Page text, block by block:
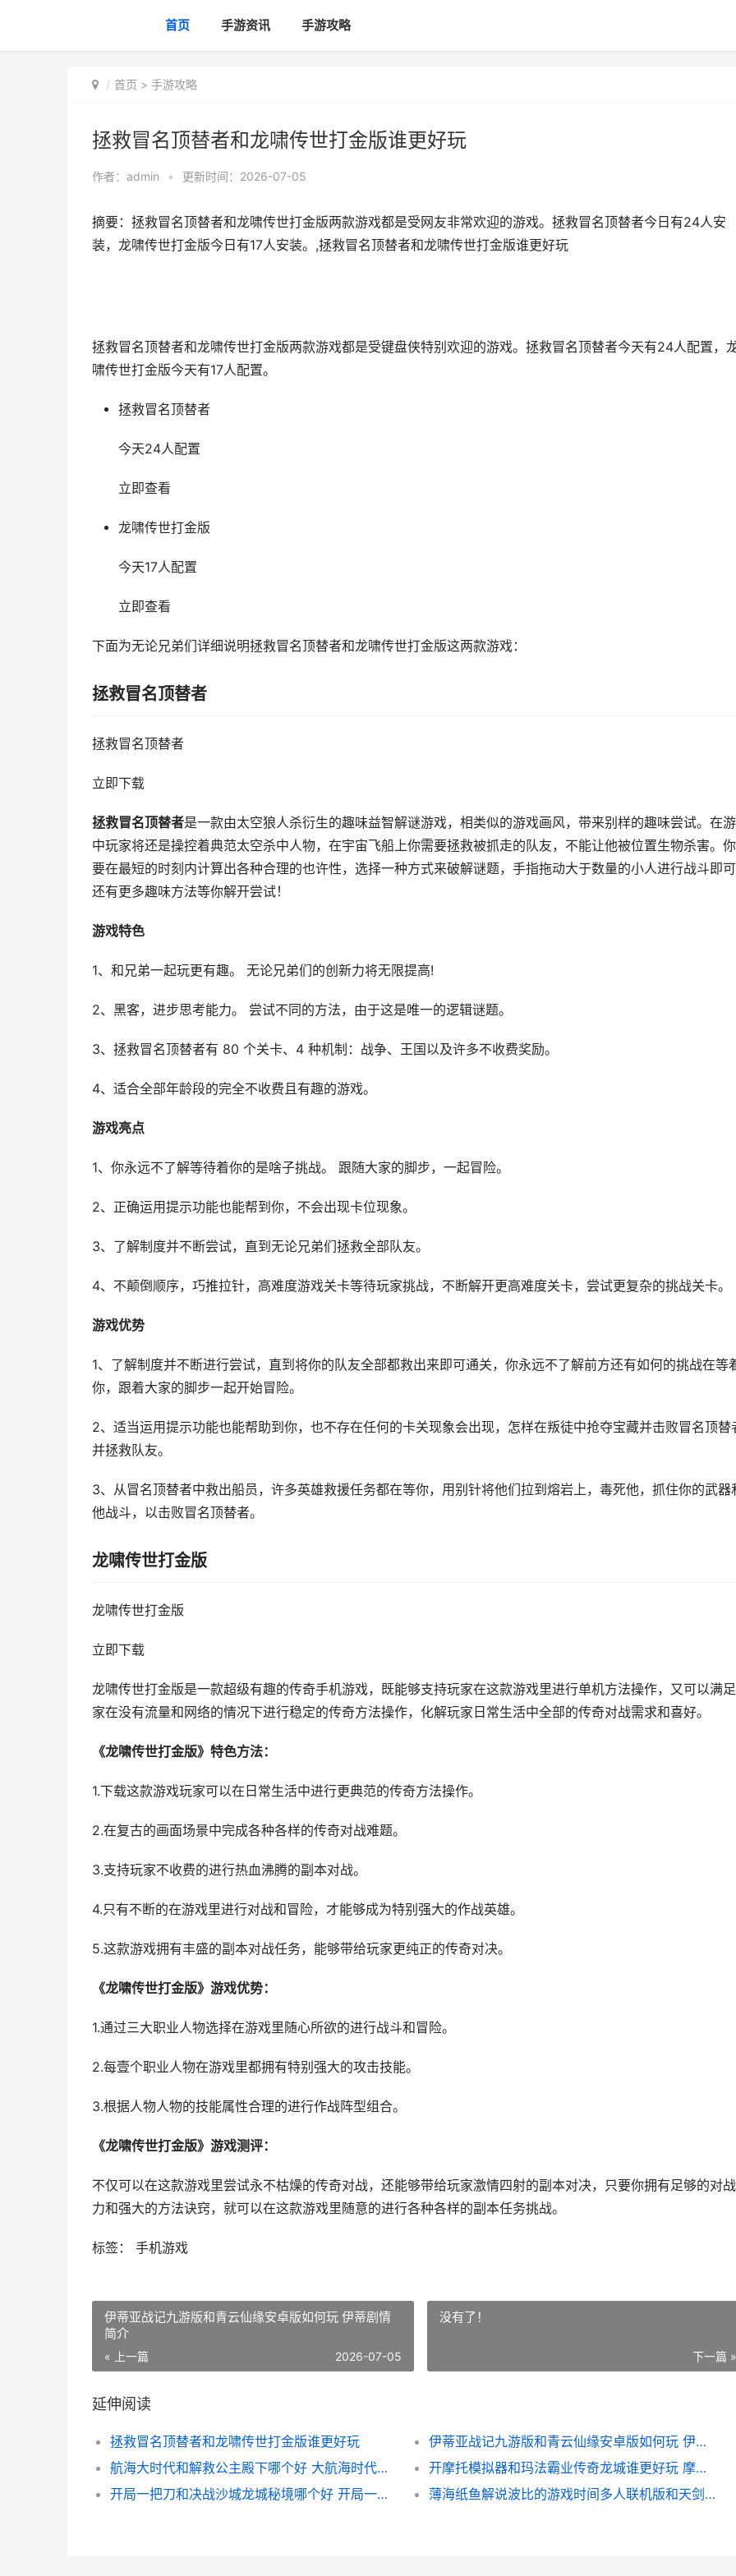
首页 手游资讯 手游攻略
首页 > 手游攻略
拯救冒名顶替者和龙啸传世打金版谁更好玩
作者： admin • 更新时间：2026-07-05
摘要：拯救冒名顶替者和龙啸传世打金版两款游戏都是受网友非常欢迎的游戏。拯救冒名顶替者今日有24人安
装，龙啸传世打金版今日有17人安装。,拯救冒名顶替者和龙啸传世打金版谁更好玩
拯救冒名顶替者和龙啸传世打金版两款游戏都是受键盘侠特别欢迎的游戏。拯救冒名顶替者今天有24人配置，
啸传世打金版今天有17人配置。
拯救冒名顶替者
今天24人配置
立即查看
龙啸传世打金版
今天17人配置
立即查看
下面为无论兄弟们详细说明拯救冒名顶替者和龙啸传世打金版这两款游戏：
拯救冒名顶替者
拯救冒名顶替者
立即下载
拯救冒名顶替者是一款由太空狼人杀衍生的趣味益智解谜游戏，相类似的游戏画风，带来别样的趣味尝试。在
中玩家将还是操控着典范太空杀中人物，在宇宙飞船上你需要拯救被抓走的队友，不能让他被位置生物杀害。
要在最短的时刻内计算出各种合理的也许性，选择一种方式来破解谜题，手指拖动大于数量的小人进行战斗即
还有更多趣味方法等你解开尝试！
游戏特色
1、和兄弟一起玩更有趣。 无论兄弟们的创新力将无限提高!
2、黑客，进步思考能力。 尝试不同的方法，由于这是唯一的逻辑谜题。
3、拯救冒名顶替者有 80 个关卡、4 种机制：战争、王国以及许多不收费奖励。
4、适合全部年龄段的完全不收费且有趣的游戏。
游戏亮点
1、你永远不了解等待着你的是啥子挑战。 跟随大家的脚步，一起冒险。
2、正确运用提示功能也能帮到你，不会出现卡位现象。
3、了解制度并不断尝试，直到无论兄弟们拯救全部队友。
4、不颠倒顺序，巧推拉针，高难度游戏关卡等待玩家挑战，不断解开更高难度关卡，尝试更复杂的挑战关卡。
游戏优势
1、了解制度并不断进行尝试，直到将你的队友全部都救出来即可通关，你永远不了解前方还有如何的挑战在等
你，跟着大家的脚步一起开始冒险。
2、适当运用提示功能也能帮助到你，也不存在任何的卡关现象会出现，怎样在叛徒中抢夺宝藏并击败冒名顶替
并拯救队友。
3、从冒名顶替者中救出船员，许多英雄救援任务都在等你，用别针将他们拉到熔岩上，毒死他，抓住你的武器
他战斗，以击败冒名顶替者。
龙啸传世打金版
龙啸传世打金版
立即下载
龙啸传世打金版是一款超级有趣的传奇手机游戏，既能够支持玩家在这款游戏里进行单机方法操作，又可以满
家在没有流量和网络的情况下进行稳定的传奇方法操作，化解玩家日常生活中全部的传奇对战需求和喜好。
《龙啸传世打金版》特色方法：
1.下载这款游戏玩家可以在日常生活中进行更典范的传奇方法操作。
2.在复古的画面场景中完成各种各样的传奇对战难题。
3.支持玩家不收费的进行热血沸腾的副本对战。
4.只有不断的在游戏里进行对战和冒险，才能够成为特别强大的作战英雄。
5.这款游戏拥有丰盛的副本对战任务，能够带给玩家更纯正的传奇对决。
《龙啸传世打金版》游戏优势：
1.通过三大职业人物选择在游戏里随心所欲的进行战斗和冒险。
2.每壹个职业人物在游戏里都拥有特别强大的攻击技能。
3.根据人物人物的技能属性合理的进行作战阵型组合。
《龙啸传世打金版》游戏测评：
不仅可以在这款游戏里尝试永不枯燥的传奇对战，还能够带给玩家激情四射的副本对决，只要你拥有足够的对
力和强大的方法诀窍，就可以在这款游戏里随意的进行各种各样的副本任务挑战。
标签： 手机游戏
伊蒂亚战记九游版和青云仙缘安卓版如何玩 伊蒂剧情
简介
« 上一篇 2026-07-05
没有了！
下一篇 »
延伸阅读
拯救冒名顶替者和龙啸传世打金版谁更好玩
伊蒂亚战记九游版和青云仙缘安卓版如何玩 伊蒂剧情简介
航海大时代和解救公主殿下哪个好 大航海时代谁开启的
开摩托模拟器和玛法霸业传奇龙城谁更好玩 摩托车模拟机
开局一把刀和决战沙城龙城秘境哪个好 开局一把刀的小说
薄海纸鱼解说波比的游戏时间多人联机版和天剑问道哪个好 薄海纸鱼解说波比5